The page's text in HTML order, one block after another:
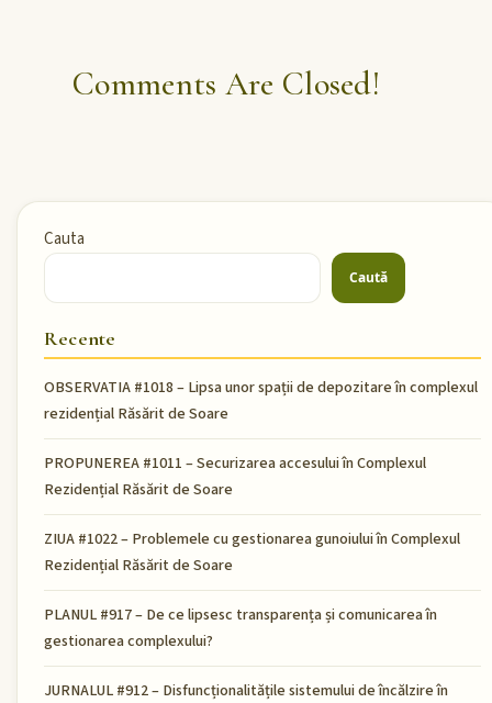
Comments Are Closed!
Cauta
Caută
Recente
OBSERVATIA #1018 – Lipsa unor spații de depozitare în complexul
rezidențial Răsărit de Soare
PROPUNEREA #1011 – Securizarea accesului în Complexul
Rezidențial Răsărit de Soare
ZIUA #1022 – Problemele cu gestionarea gunoiului în Complexul
Rezidențial Răsărit de Soare
PLANUL #917 – De ce lipsesc transparența și comunicarea în
gestionarea complexului?
JURNALUL #912 – Disfuncționalitățile sistemului de încălzire în